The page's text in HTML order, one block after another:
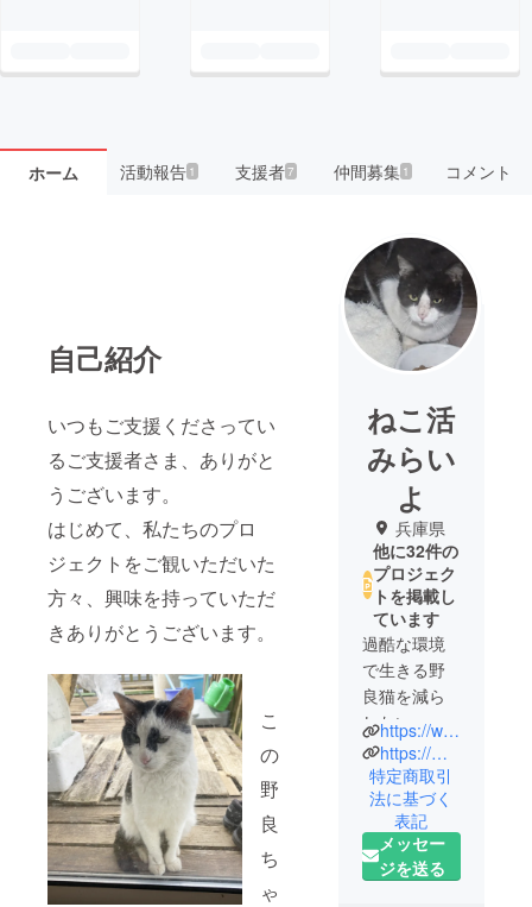
ホーム 活動報告1 支援者7 仲間募集 1 コメント
自己紹介
いつもご支援くださってい
るご支援者さま、ありがと
うございます。
はじめて、私たちのプロ
ジェクトをご観いただいた
方々、興味を持っていただ
きありがとうございます。
こ
の
野
良
ち
ゃ
ねこ活
みらい
よ
兵庫県
他に32件の
プロジェク
トを掲載し
ています
過酷な環境
で生きる野
良猫を減ら
したい、飢
えと感染症
から救いた
い。保護で
きる猫は保
護し里親を
探していま
https://www.facebook.com/profile.php?id=100080807106760
https://mixi.jp
特定商取引
法に基づく
表記
メッセー
ジを送る